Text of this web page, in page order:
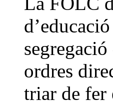
ordres
triar de fer